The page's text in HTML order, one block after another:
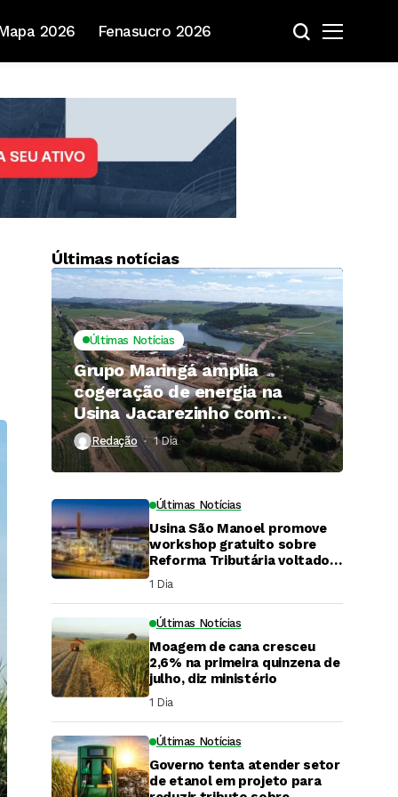
2026 Fenasucro 2026
Últimas notícias
Últimas Notícias
Grupo Maringá amplia
cogeração de energia na
Usina Jacarezinho com
investimento de R$ 120
milhões
Redação 1 Dia ⁮
Últimas Notícias
Usina São Manoel promove
workshop gratuito sobre
Reforma Tributária voltado
ao agronegócio.
1 Dia ⁮
Últimas Notícias
Moagem de cana cresceu
2,6% na primeira quinzena de
julho, diz ministério
1 Dia ⁮
Últimas Notícias
Governo tenta atender setor
de etanol em projeto para
DaCana Cast